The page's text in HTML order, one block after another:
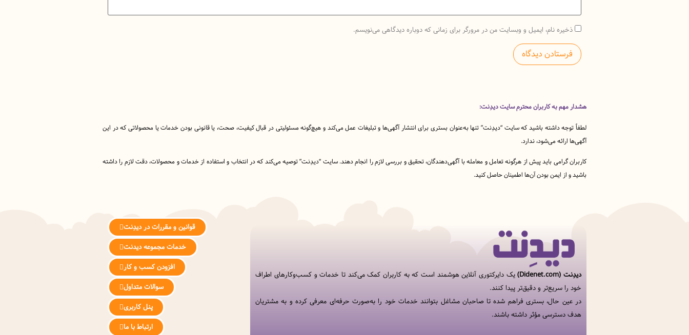
ذخیره نام، ایمیل و وبسایت من در مرورگر برای زمانی که دوباره دیدگاهی می‌نویسم.
هشدار مهم به کاربران محترم سایت دیدِنت:
لطفاً توجه داشته باشید که سایت “دیدِنت” تنها به‌عنوان بستری برای انتشار آگهی‌ها و تبلیغات عمل می‌کند و هیچ‌گونه مسئولیتی در قبال کیفیت، صحت، یا قانونی بودن خدمات یا محصولاتی که در این
آگهی‌ها ارائه می‌شود، ندارد.
کاربران گرامی باید پیش از هرگونه تعامل و معامله با آگهی‌دهندگان، تحقیق و بررسی لازم را انجام دهند. سایت “دیدِنت” توصیه می‌کند که در انتخاب و استفاده از خدمات و محصولات، دقت لازم را داشته
باشید و از ایمن بودن آن‌ها اطمینان حاصل کنید.
دیدِنت (Didenet.com)
یک دایرکتوری آنلاین هوشمند است که به کاربران کمک می‌کند تا خدمات و کسب‌وکارهای اطراف
خود را سریع‌تر و دقیق‌تر پیدا کنند.
در عین حال، بستری فراهم شده تا صاحبان مشاغل بتوانند خدمات خود را به‌صورت حرفه‌ای معرفی کرده و به مشتریان
هدف دسترسی مؤثر داشته باشند.
قوانین و مقررات در دیدِنت
خدمات مجموعه دیدنت
افزودن کسب و کار
سوالات متداول
پنل کاربری
ارتباط با ما